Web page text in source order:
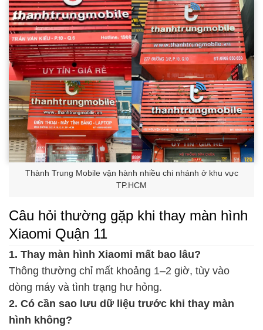
Thành Trung Mobile vận hành nhiều chi nhánh ở khu vực
TP.HCM
Câu hỏi thường gặp khi thay màn hình
Xiaomi Quận 11
1. Thay màn hình Xiaomi mất bao lâu?
Thông thường chỉ mất khoảng 1–2 giờ, tùy vào
dòng máy và tình trạng hư hỏng.
2. Có cần sao lưu dữ liệu trước khi thay màn
hình không?